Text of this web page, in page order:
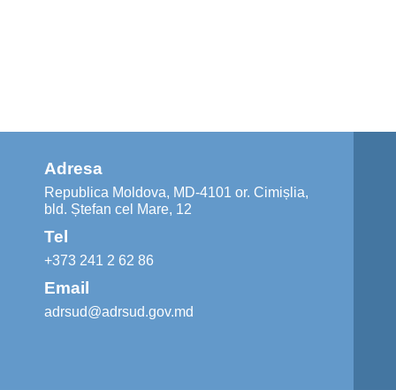
Adresa
Republica Moldova, MD-4101 or. Cimișlia,
bld. Ștefan cel Mare, 12
Tel
+373 241 2 62 86
Email
adrsud@adrsud.gov.md